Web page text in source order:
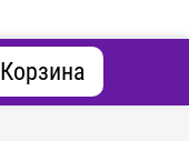
Корзина